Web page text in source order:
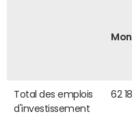
Total des emplois
d'investissement
62